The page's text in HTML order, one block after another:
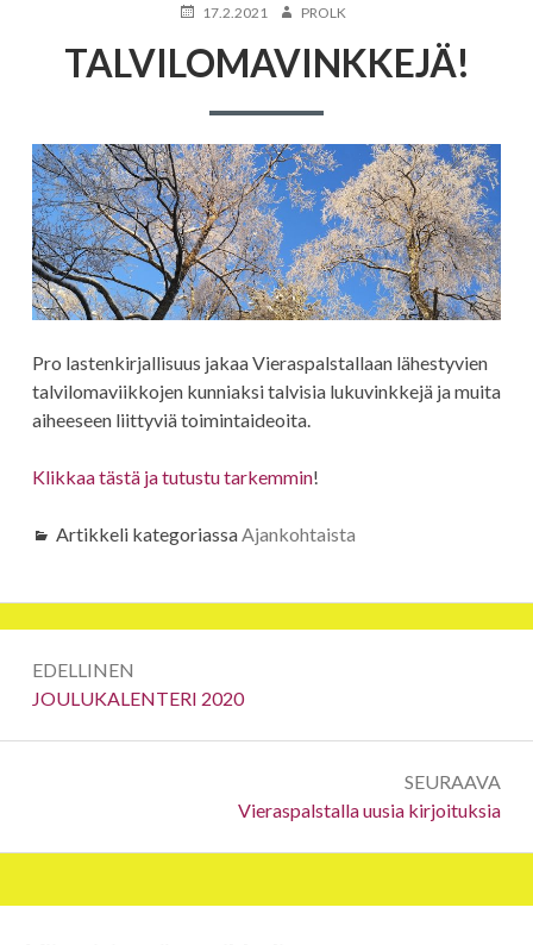
JULKAISTU
17.2.2021 KIRJOITTAJA
PROLK
TALVILOMAVINKKEJÄ!
Pro lastenkirjallisuus jakaa Vieraspalstallaan lähestyvien
talvilomaviikkojen kunniaksi talvisia lukuvinkkejä ja muita
aiheeseen liittyviä toimintaideoita.
Klikkaa tästä ja tutustu tarkemmin!
Artikkeli kategoriassa Ajankohtaista
selaus
EDELLINEN
Edellinen:
JOULUKALENTERI 2020
SEURAAVA
Seuraava:
Vieraspalstalla uusia kirjoituksia